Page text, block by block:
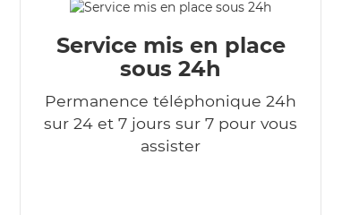
Service mis en place
sous 24h
Permanence téléphonique 24h
sur 24 et 7 jours sur 7 pour vous
assister